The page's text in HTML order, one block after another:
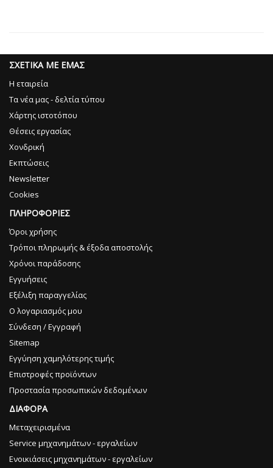
ΣΧΕΤΙΚΑ ΜΕ ΕΜΑΣ
Η εταιρεία
Τα νέα μας - δελτία τύπου
Χάρτης ιστοτόπου
Θέσεις εργασίας
Χονδρική
Εκπτώσεις
Newsletter
Cookies
ΠΛΗΡΟΦΟΡΙΕΣ
Όροι χρήσης
Τρόποι πληρωμής & έξοδα αποστολής
Χρόνοι παράδοσης
Εγγυήσεις
Εξέλιξη παραγγελίας
Ο λογαριασμός μου
Σύνδεση / Εγγραφή
Sitemap
Εγγύηση χαμηλότερης τιμής
Επιστροφές προϊόντων
Προστασία προσωπικών δεδομένων
ΔΙΑΦΟΡΑ
Μεταχειρισμένα
Service μηχανημάτων - εργαλείων
Ενοικιάσεις μηχανημάτων - εργαλείων